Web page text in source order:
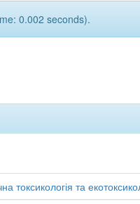
0.002 seconds).
токсикологія та